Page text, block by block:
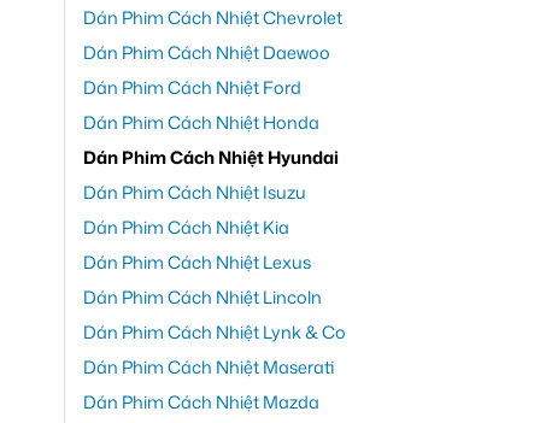
Dán Phim Cách Nhiệt Chevrolet
Dán Phim Cách Nhiệt Daewoo
Dán Phim Cách Nhiệt Ford
Dán Phim Cách Nhiệt Honda
Dán Phim Cách Nhiệt Hyundai
Dán Phim Cách Nhiệt Isuzu
Dán Phim Cách Nhiệt Kia
Dán Phim Cách Nhiệt Lexus
Dán Phim Cách Nhiệt Lincoln
Dán Phim Cách Nhiệt Lynk & Co
Dán Phim Cách Nhiệt Maserati
Dán Phim Cách Nhiệt Mazda